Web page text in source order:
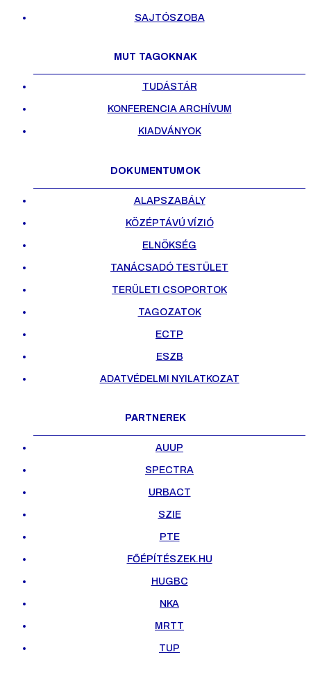
SAJTÓSZOBA
MUT TAGOKNAK
TUDÁSTÁR
KONFERENCIA ARCHÍVUM
KIADVÁNYOK
DOKUMENTUMOK
ALAPSZABÁLY
KÖZÉPTÁVÚ VÍZIÓ
ELNÖKSÉG
TANÁCSADÓ TESTÜLET
TERÜLETI CSOPORTOK
TAGOZATOK
ECTP
ESZB
ADATVÉDELMI NYILATKOZAT
PARTNEREK
AUUP
SPECTRA
URBACT
SZIE
PTE
FŐÉPÍTÉSZEK.HU
HUGBC
NKA
MRTT
TUP